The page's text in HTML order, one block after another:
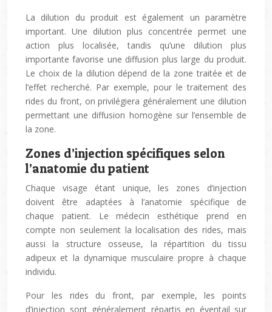
La dilution du produit est également un paramètre
important. Une dilution plus concentrée permet une
action plus localisée, tandis qu’une dilution plus
importante favorise une diffusion plus large du produit.
Le choix de la dilution dépend de la zone traitée et de
l’effet recherché. Par exemple, pour le traitement des
rides du front, on privilégiera généralement une dilution
permettant une diffusion homogène sur l’ensemble de
la zone.
Zones d’injection spécifiques selon
l’anatomie du patient
Chaque visage étant unique, les zones d’injection
doivent être adaptées à l’anatomie spécifique de
chaque patient. Le médecin esthétique prend en
compte non seulement la localisation des rides, mais
aussi la structure osseuse, la répartition du tissu
adipeux et la dynamique musculaire propre à chaque
individu.
Pour les rides du front, par exemple, les points
d’injection sont généralement répartis en éventail sur